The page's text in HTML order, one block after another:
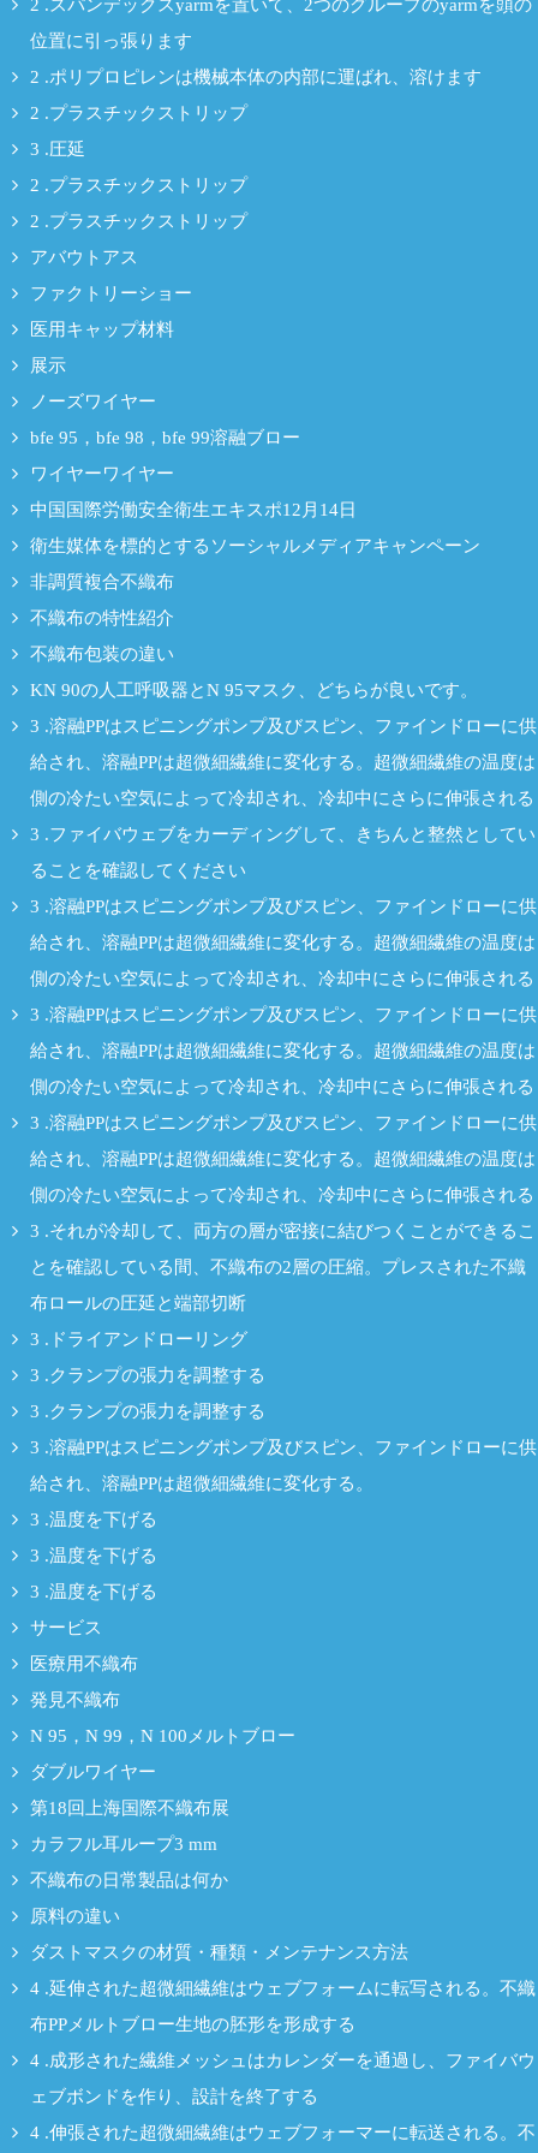
2 .スパンデックスyarmを置いて、2つのグループのyarmを頭の
位置に引っ張ります
2 .ポリプロピレンは機械本体の内部に運ばれ、溶けます
2 .プラスチックストリップ
3 .圧延
2 .プラスチックストリップ
2 .プラスチックストリップ
アバウトアス
ファクトリーショー
医用キャップ材料
展示
ノーズワイヤー
bfe 95，bfe 98，bfe 99溶融ブロー
ワイヤーワイヤー
中国国際労働安全衛生エキスポ12月14日
衛生媒体を標的とするソーシャルメディアキャンペーン
非調質複合不織布
不織布の特性紹介
不織布包装の違い
KN 90の人工呼吸器とN 95マスク、どちらが良いです。
3 .溶融PPはスピニングポンプ及びスピン、ファインドローに供
給され、溶融PPは超微細繊維に変化する。超微細繊維の温度は
側の冷たい空気によって冷却され、冷却中にさらに伸張される
3 .ファイバウェブをカーディングして、きちんと整然としてい
ることを確認してください
3 .溶融PPはスピニングポンプ及びスピン、ファインドローに供
給され、溶融PPは超微細繊維に変化する。超微細繊維の温度は
側の冷たい空気によって冷却され、冷却中にさらに伸張される
3 .溶融PPはスピニングポンプ及びスピン、ファインドローに供
給され、溶融PPは超微細繊維に変化する。超微細繊維の温度は
側の冷たい空気によって冷却され、冷却中にさらに伸張される
3 .溶融PPはスピニングポンプ及びスピン、ファインドローに供
給され、溶融PPは超微細繊維に変化する。超微細繊維の温度は
側の冷たい空気によって冷却され、冷却中にさらに伸張される
3 .それが冷却して、両方の層が密接に結びつくことができるこ
とを確認している間、不織布の2層の圧縮。プレスされた不織
布ロールの圧延と端部切断
3 .ドライアンドローリング
3 .クランプの張力を調整する
3 .クランプの張力を調整する
3 .溶融PPはスピニングポンプ及びスピン、ファインドローに供
給され、溶融PPは超微細繊維に変化する。
3 .温度を下げる
3 .温度を下げる
3 .温度を下げる
サービス
医療用不織布
発見不織布
N 95，N 99，N 100メルトブロー
ダブルワイヤー
第18回上海国際不織布展
カラフル耳ループ3 mm
不織布の日常製品は何か
原料の違い
ダストマスクの材質・種類・メンテナンス方法
4 .延伸された超微細繊維はウェブフォームに転写される。不織
布PPメルトブロー生地の胚形を形成する
4 .成形された繊維メッシュはカレンダーを通過し、ファイバウ
ェブボンドを作り、設計を終了する
4 .伸張された超微細繊維はウェブフォーマーに転送される。不